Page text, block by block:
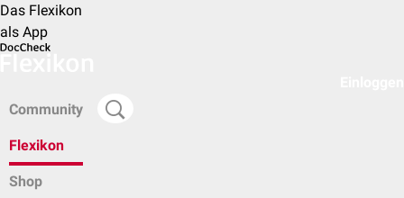
Das Flexikon
als App
Community
Flexikon
Shop